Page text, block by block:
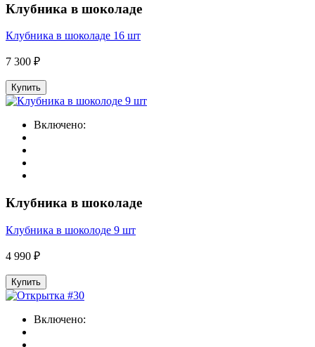
Клубника в шоколаде
Клубника в шоколаде 16 шт
7 300 ₽
Купить
Включено:
Клубника в шоколаде
Клубника в шоколоде 9 шт
4 990 ₽
Купить
Включено: